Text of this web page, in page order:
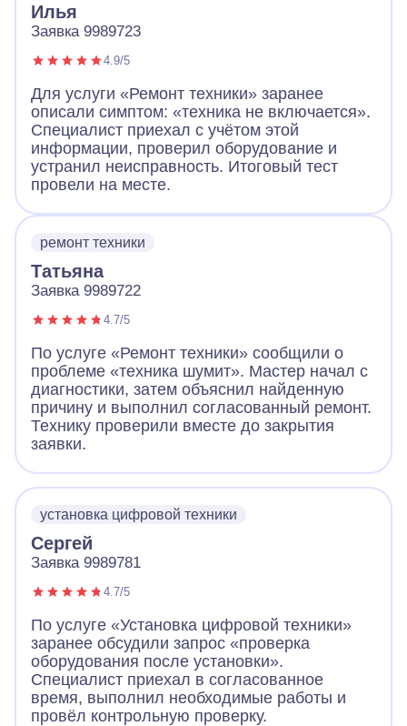
Илья
Заявка 9989723
4.9/5
Для услуги «Ремонт техники» заранее
описали симптом: «техника не включается».
Специалист приехал с учётом этой
информации, проверил оборудование и
устранил неисправность. Итоговый тест
провели на месте.
ремонт техники
Татьяна
Заявка 9989722
4.7/5
По услуге «Ремонт техники» сообщили о
проблеме «техника шумит». Мастер начал с
диагностики, затем объяснил найденную
причину и выполнил согласованный ремонт.
Технику проверили вместе до закрытия
заявки.
установка цифровой техники
Сергей
Заявка 9989781
4.7/5
По услуге «Установка цифровой техники»
заранее обсудили запрос «проверка
оборудования после установки».
Специалист приехал в согласованное
время, выполнил необходимые работы и
провёл контрольную проверку.